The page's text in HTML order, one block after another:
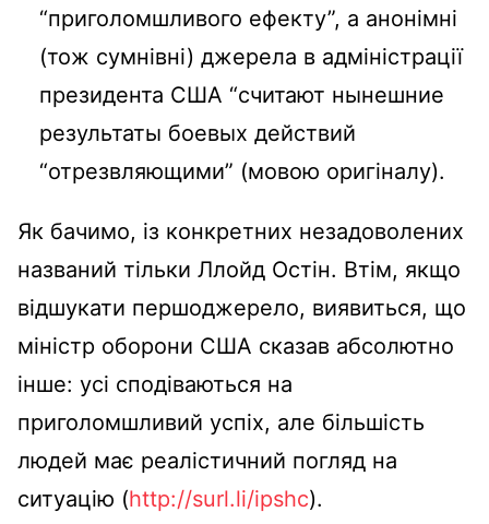
“приголомшливого ефекту”, а анонімні
(тож сумнівні) джерела в адміністрації
президента США “считают нынешние
результаты боевых действий
“отрезвляющими” (мовою оригіналу).
Як бачимо, із конкретних незадоволених
названий тільки Ллойд Остін. Втім, якщо
відшукати першоджерело, виявиться, що
міністр оборони США сказав абсолютно
інше: усі сподіваються на
приголомшливий успіх, але більшість
людей має реалістичний погляд на
ситуацію (http://surl.li/ipshc).